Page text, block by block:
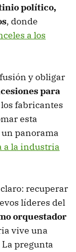
político,
, donde
a los
y obligar
para
fabricantes
esta
panorama
a la industria
recuperar
líderes del
orquestador
vive una
pregunta